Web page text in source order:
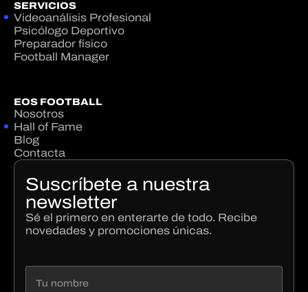
SERVICIOS
Videoanálisis Profesional
Psicólogo Deportivo
Preparador físico
Football Manager
EOS FOOTBALL
Nosotros
Hall of Fame
Blog
Contacta
Suscríbete a nuestra
newsletter
Sé el primero en enterarte de todo. Recibe
novedades y promociones únicas.